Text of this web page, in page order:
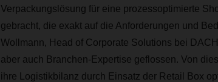
Verpackungslösung für eine prozessoptimierte
gebracht, die exakt auf die Anforderungen und
Wollmann, Head of Corporate Solutions bei
aber auch Branchen-Expertise geflossen. Von
ihre Logistikbilanz durch Einsatz der Retail Box